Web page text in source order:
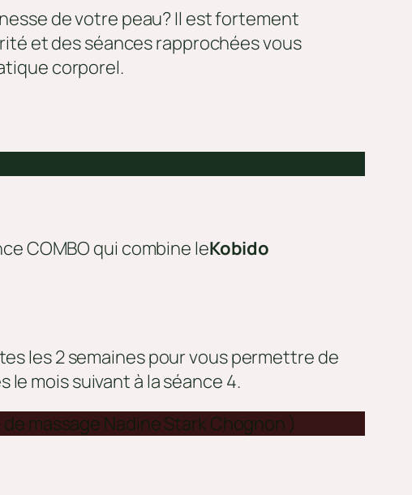
de votre peau? Il est fortement
et des séances rapprochées vous
corporel.
COMBO qui combine leKobido
les 2 semaines pour vous permettre de
le mois suivant à la séance 4.
massage Nadine Stark Chognon )